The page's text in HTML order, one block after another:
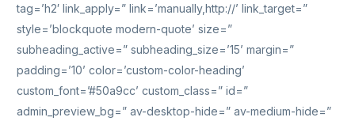
tag=’h2′ link_apply=” link=’manually,http://’ link_target=”
style=’blockquote modern-quote’ size=”
subheading_active=” subheading_size=’15’ margin=”
padding=’10’ color=’custom-color-heading’
custom_font=’#50a9cc’ custom_class=” id=”
admin_preview_bg=” av-desktop-hide=” av-medium-hide=”